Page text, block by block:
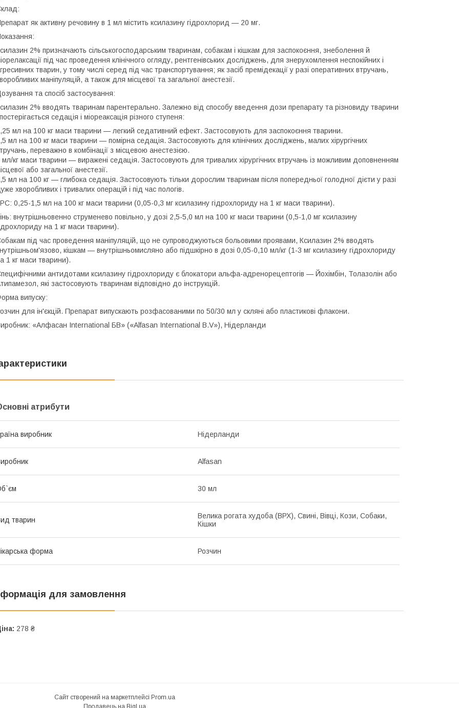
як активну речовину в 1 мл містить ксилазину гідрохлорид — 20 мг.
2% призначають сільськогосподарським тваринам, собакам і кішкам для заспокоєння, знеболення й
під час проведення клінічного огляду, рентгенівських досліджень, для знерухомлення неспокійних і
тварин, у тому числі серед під час транспортування; як засіб премідекації у разі оперативних втручань,
маніпуляцій, а також для місцевої та загальної анестезії.
та спосіб застосування:
2% вводять тваринам парентерально. Залежно від способу введення дози препарату та різновиду тварини
седація і міореаксація різного ступеня:
мл на 100 кг маси тварини — легкий седативний ефект. Застосовують для заспокоєння тварини.
мл на 100 кг маси тварини — помірна седація. Застосовують для клінічних досліджень, малих хірургічних
переважно в комбінації з місцевою анестезією.
мл/кг маси тварини — виражені седація. Застосовують для тривалих хірургічних втручань із можливим доповненням
або загальної анестезії.
мл на 100 кг — глибока седація. Застосовують тільки дорослим тваринам після попередньої голодної дієти у разі
хворобливих і тривалих операцій і під час пологів.
0,25-1,5 мл на 100 кг маси тварини (0,05-0,3 мг ксилазину гідрохлориду на 1 кг маси тварини).
внутрішньовенно струменево повільно, у дозі 2,5-5,0 мл на 100 кг маси тварини (0,5-1,0 мг ксилазину
на 1 кг маси тварини).
під час проведення маніпуляцій, що не супроводжуються больовими проявами, Ксилазин 2% вводять
кішкам — внутрішньомисляно або підшкірно в дозі 0,05-0,10 мл/кг (1-3 мг ксилазину гідрохлориду
1 кг маси тварини).
антидотами ксилазину гідрохлориду є блокатори альфа-адренорецептorів — Йохімбін, Толазолін або
які застосовують тваринам відповідно до інструкцій.
випуску:
для ін'єкцій. Препарат випускають розфасованими по 50/30 мл у скляні або пластикові флакони.
«Алфасан International БВ» («Alfasan International B.V»), Нідерланди
атрибути
виробник Нідерланди
Alfasan
30 мл
тварин
Велика рогата худоба (ВРХ), Свині, Вівці, Кози, Собаки,
Кішки
форма Розчин
для замовлення
278 ₴
Сайт створений на маркетплейсі Prom.ua
Продавець на Bigl.ua